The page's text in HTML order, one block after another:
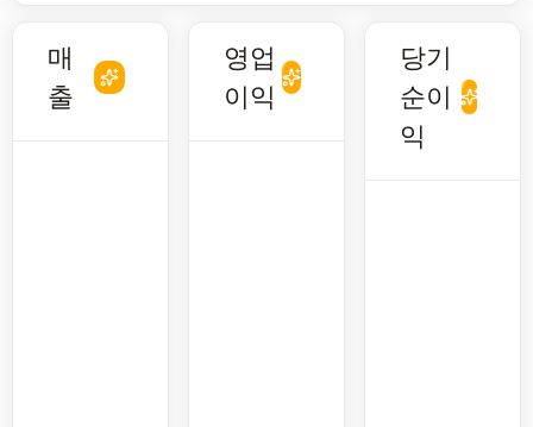
매
출
영업
이익
당기
순이
익